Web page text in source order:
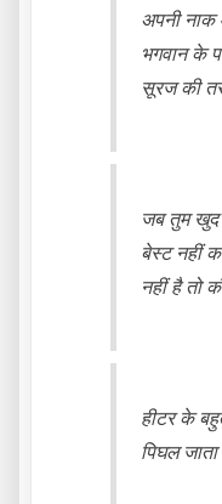
अपनी
भगवान के
सूरज की
जब तुम खुद
बेस्ट नहीं
नहीं है तो
हीटर के
पिघल